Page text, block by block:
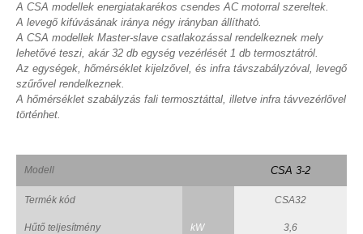
A CSA modellek energiatakarékos csendes AC motorral szereltek.
A levegő kifúvásának iránya négy irányban állítható.
A CSA modellek Master-slave csatlakozással rendelkeznek mely
lehetővé teszi, akár 32 db egység vezérlését 1 db termosztátról.
Az egységek, hőmérséklet kijelzővel, és infra távszabályzóval, levegő
szűrővel rendelkeznek.
A hőmérséklet szabályzás fali termosztáttal, illetve infra távvezérlővel
történhet.
Modell CSA 3-2
Termék kód CSA32
Hűtő teljesítmény kW 3,6